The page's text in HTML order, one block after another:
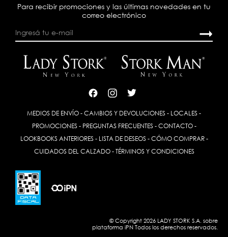
Para recibir promociones y las últimas novedades en tu
correo electrónico
MEDIOS DE ENVÍO - CAMBIOS Y DEVOLUCIONES - LOCALES -
PROMOCIONES- PREGUNTAS FRECUENTES- CONTACTO-
LOOKBOOKS ANTERIORES- LISTA DE DESEOS- CÓMO COMPRAR-
CUIDADOS DEL CALZADO- TÉRMINOS Y CONDICIONES
© Copyright 2026 LADY STORK S.A. sobre
plataforma iPN Todos los derechos reservados.